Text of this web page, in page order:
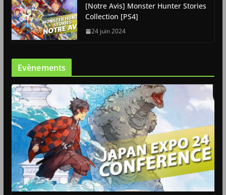
[Notre Avis] Monster Hunter Stories
Collection [PS4]
24 juin 2024
Evènements